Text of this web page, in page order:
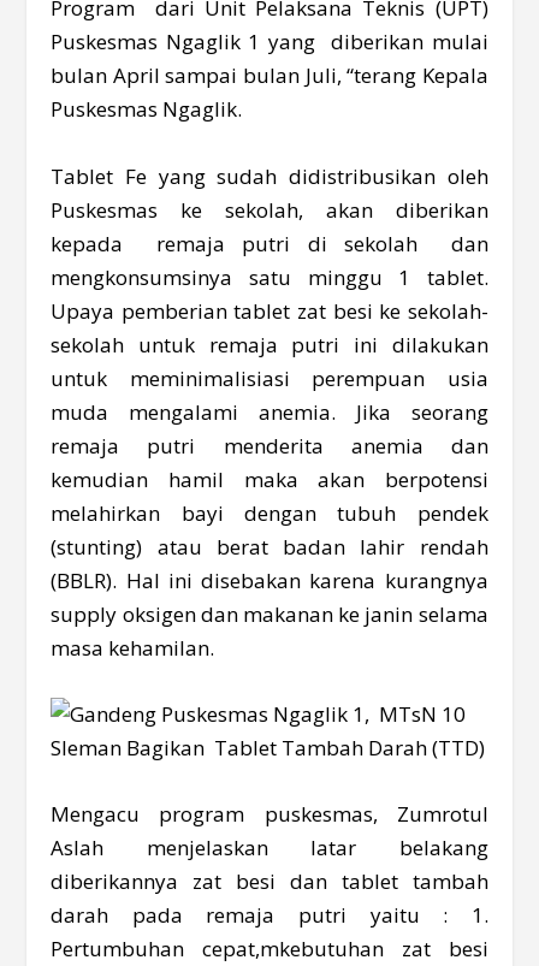
Program dari Unit Pelaksana Teknis (UPT)
Puskesmas Ngaglik 1 yang diberikan mulai
bulan April sampai bulan Juli, “terang Kepala
Puskesmas Ngaglik.
Tablet Fe yang sudah didistribusikan oleh
Puskesmas ke sekolah, akan diberikan
kepada remaja putri di sekolah dan
mengkonsumsinya satu minggu 1 tablet.
Upaya pemberian tablet zat besi ke sekolah-
sekolah untuk remaja putri ini dilakukan
untuk meminimalisiasi perempuan usia
muda mengalami anemia. Jika seorang
remaja putri menderita anemia dan
kemudian hamil maka akan berpotensi
melahirkan bayi dengan tubuh pendek
(stunting) atau berat badan lahir rendah
(BBLR). Hal ini disebakan karena kurangnya
supply oksigen dan makanan ke janin selama
masa kehamilan.
Mengacu program puskesmas, Zumrotul
Aslah menjelaskan latar belakang
diberikannya zat besi dan tablet tambah
darah pada remaja putri yaitu : 1.
Pertumbuhan cepat,mkebutuhan zat besi